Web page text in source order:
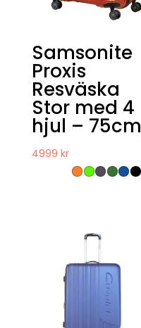
Samsonite
Proxis
Resväska
Stor med 4
hjul – 75cm
4999 kr